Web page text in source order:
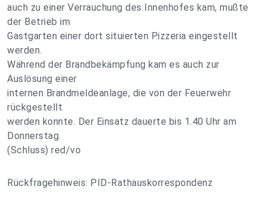
auch zu einer Verrauchung des Innenhofes kam, mußte
der Betrieb im
Gastgarten einer dort situierten Pizzeria eingestellt
werden.
Während der Brandbekämpfung kam es auch zur
Auslösung einer
internen Brandmeldeanlage, die von der Feuerwehr
rückgestellt
werden konnte. Der Einsatz dauerte bis 1.40 Uhr am
Donnerstag.
(Schluss) red/vo
Rückfragehinweis: PID-Rathauskorrespondenz